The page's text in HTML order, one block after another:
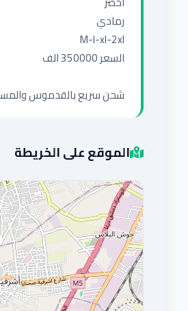
شحن سريع بالقدموس
الموقع على الخريطة